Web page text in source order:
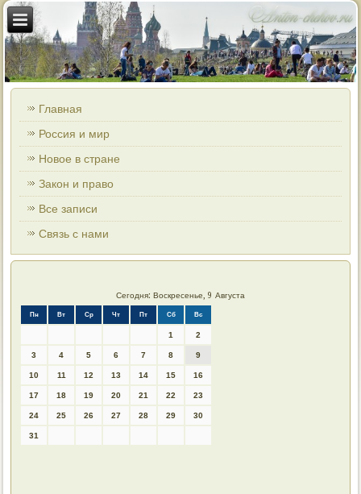
Главная
Россия и мир
Новое в стране
Закон и право
Все записи
Связь с нами
Сегодня: Воскресенье, 9 Августа
Пн Вт Ср Чт Пт Сб Вс
1 2
3 4 5 6 7 8 9
10 11 12 13 14 15 16
17 18 19 20 21 22 23
24 25 26 27 28 29 30
31